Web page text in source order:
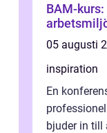
BAM-
05 augusti
inspiration
En
bjuder in till